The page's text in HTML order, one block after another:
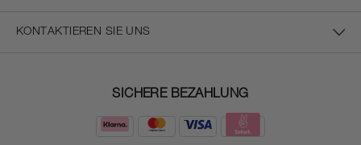
KONTAKTIEREN SIE UNS
SICHERE BEZAHLUNG